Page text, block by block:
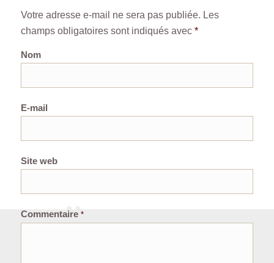
Votre adresse e-mail ne sera pas publiée. Les
champs obligatoires sont indiqués avec *
Nom
E-mail
Site web
Commentaire *